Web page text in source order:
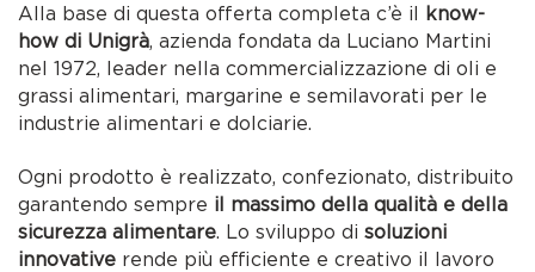
Alla base di questa offerta completa c’è il know-
how di Unigrà, azienda fondata da Luciano Martini
nel 1972, leader nella commercializzazione di oli e
grassi alimentari, margarine e semilavorati per le
industrie alimentari e dolciarie.
Ogni prodotto è realizzato, confezionato, distribuito
garantendo sempre il massimo della qualità e della
sicurezza alimentare. Lo sviluppo disoluzioni
innovative rende più efficiente e creativo il lavoro